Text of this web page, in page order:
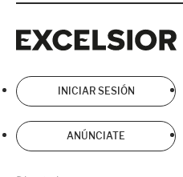
INICIAR SESIÓN
ANÚNCIATE